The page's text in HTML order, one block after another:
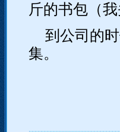
斤的书包（
到公司的
集。